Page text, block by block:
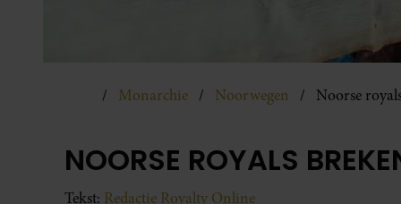
Monarchie Noorwegen Noorse
NOORSE ROYALS
Tekst: Redactie Royalty Online